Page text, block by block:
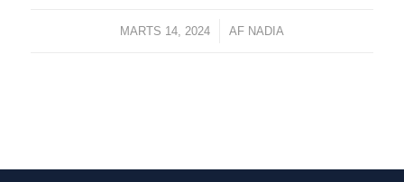
MARTS 14, 2024 AF NADIA